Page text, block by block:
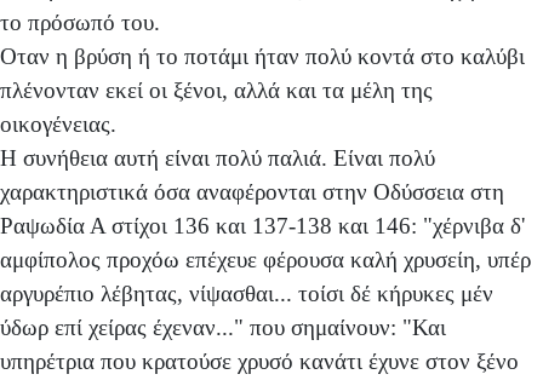
το πρόσωπό του.
Οταν η βρύση ή το ποτάμι ήταν πολύ κοντά στο καλύβι
πλένονταν εκεί οι ξένοι, αλλά και τα μέλη της
οικογένειας.
Η συνήθεια αυτή είναι πολύ παλιά. Είναι πολύ
χαρακτηριστικά όσα αναφέρονται στην Οδύσσεια στη
Ραψωδία Α στίχοι 136 και 137-138 και 146: "χέρνιβα δ'
αμφίπολος προχόω επέχευε φέρουσα καλή χρυσείη, υπέρ
αργυρέπιο λέβητας, νίψασθαι... τοίσι δέ κήρυκες μέν
ύδωρ επί χείρας έχεναν..." που σημαίνουν: "Και
υπηρέτρια που κρατούσε χρυσό κανάτι έχυνε στον ξένο